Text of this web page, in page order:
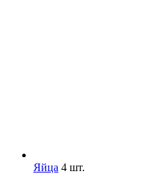
Яйца 4 шт.